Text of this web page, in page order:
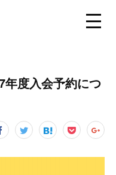
年度入会予約につ